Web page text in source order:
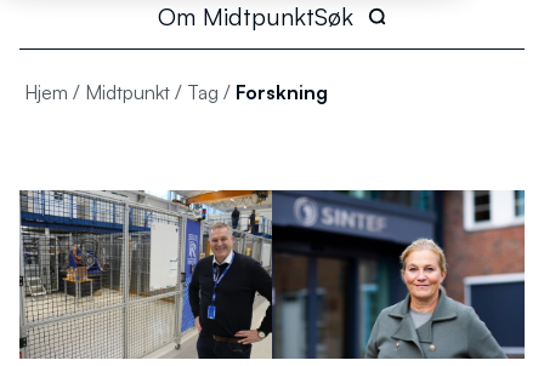
Om MidtpunktSøk
Hjem / Midtpunkt / Tag / Forskning